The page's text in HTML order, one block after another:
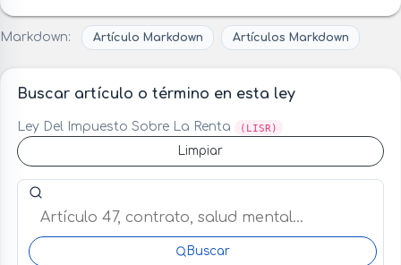
Markdown: Artículo Markdown Artículos Markdown
Buscar artículo o término en esta ley
Ley Del Impuesto Sobre La Renta (LISR)
Limpiar
Buscar artículo o término en esta ley
Buscar